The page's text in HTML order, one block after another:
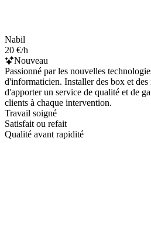
Nabil
20 €/h
Nouveau
Passionné par les nouvelles
d'informaticien. Installer des box et des
d'apporter un service de qualité et de
clients à chaque intervention.
Travail soigné
Satisfait ou refait
Qualité avant rapidité